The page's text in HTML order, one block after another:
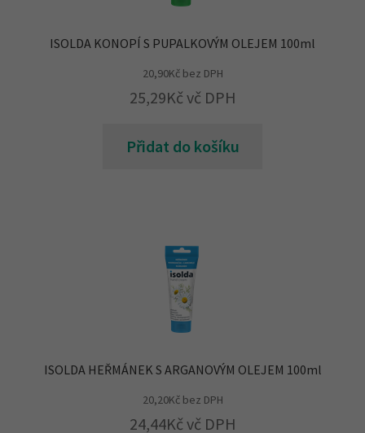
ISOLDA KONOPÍ S PUPALKOVÝM OLEJEM 100ml
20,90Kčbez DPH
25,29Kč vč DPH
Přidat do košíku
ISOLDA HEŘMÁNEK S ARGANOVÝM OLEJEM 100ml
20,20Kčbez DPH
24,44Kč vč DPH